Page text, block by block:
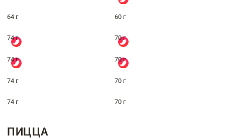
64 г 60 г
74 г 70 г
74 г 70 г
74 г 70 г
74 г 70 г
ПИЦЦА